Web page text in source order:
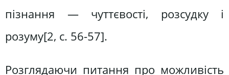
пізнання — чуттєвості, розсудку і
розуму[2, c. 56-57].
Розглядаючи питання про можливість